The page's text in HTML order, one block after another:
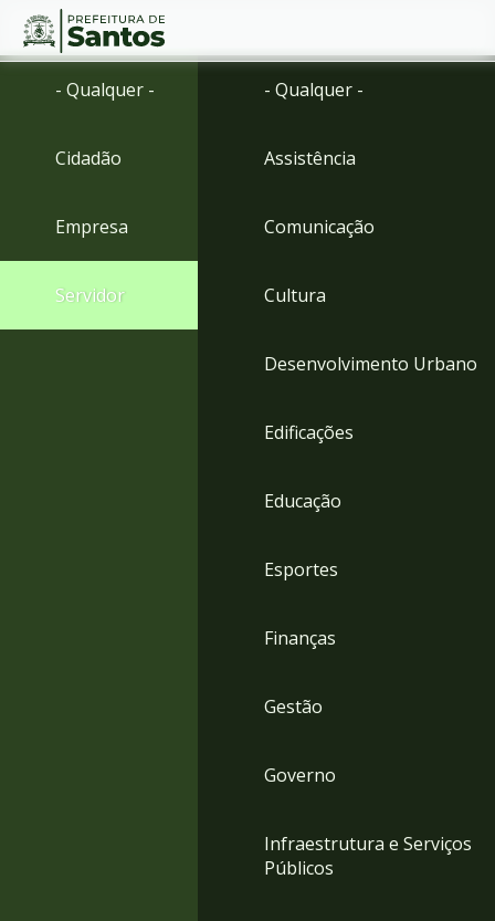
Ir
menu
para
Conteúdo
- Qualquer -
Cidadão
Empresa
Servidor
- Qualquer -
Assistência
Comunicação
Cultura
Desenvolvimento Urbano
Edificações
Educação
Esportes
Finanças
Gestão
Governo
Infraestrutura e Serviços
Públicos